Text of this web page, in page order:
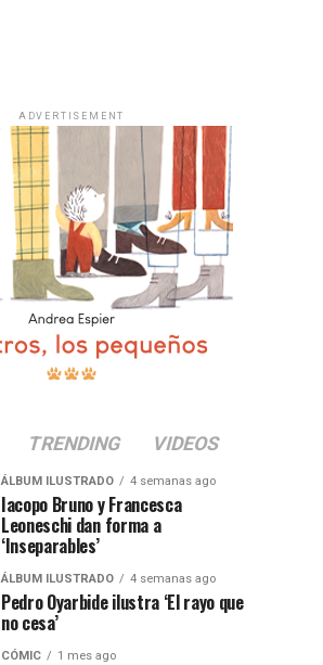
ADVERTISEMENT
TRENDING VIDEOS
ÁLBUM ILUSTRADO 4 semanas ago
Iacopo Bruno y Francesca
Leoneschi dan forma a
‘Inseparables’
ÁLBUM ILUSTRADO 4 semanas ago
Pedro Oyarbide ilustra ‘El rayo que
no cesa’
CÓMIC 1 mes ago